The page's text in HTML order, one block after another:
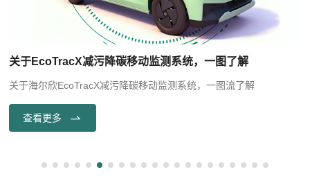
关于EcoTracX减污降碳移动监测系统，一图了解
关于海尔欣EcoTracX减污降碳移动监测系统，一图流了解
查看更多